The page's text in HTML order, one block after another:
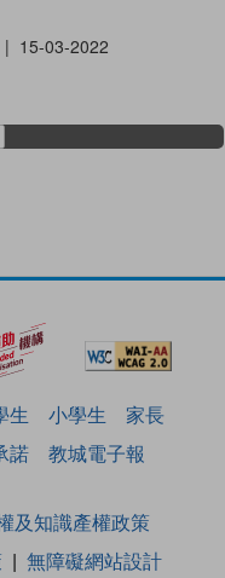
| 15-03-2022
生 小學生
家長
諾 教城電子報
及知識產權政策
無障礙網站設計